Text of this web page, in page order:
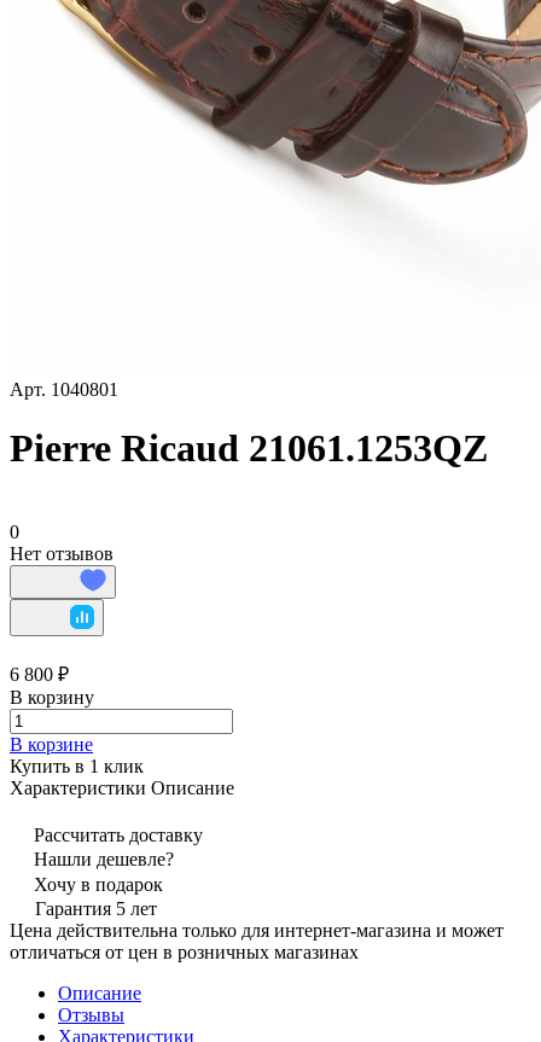
Арт. 1040801
Pierre Ricaud 21061.1253QZ
0
Нет отзывов
6 800 ₽
В корзину
В корзине
Купить в 1 клик
Характеристики Описание
Рассчитать доставку
Нашли дешевле?
Хочу в подарок
Гарантия 5 лет
Цена действительна только для интернет-магазина и может
отличаться от цен в розничных магазинах
Описание
Отзывы
Характеристики